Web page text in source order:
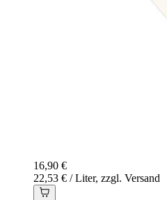
16,90 €
22,53 € / Liter, zzgl. Versand